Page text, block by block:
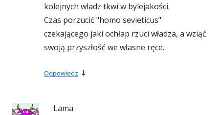
kolejnych władz tkwi w bylejakości.
Czas porzucić "homo sevieticus"
czekającego jaki ochłap rzuci władza, a wziąć
swoją przyszłość we własne ręce.
Odpowiedz ↓
Lama